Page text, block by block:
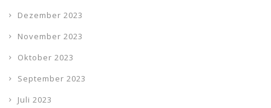
Dezember 2023
November 2023
Oktober 2023
September 2023
Juli 2023